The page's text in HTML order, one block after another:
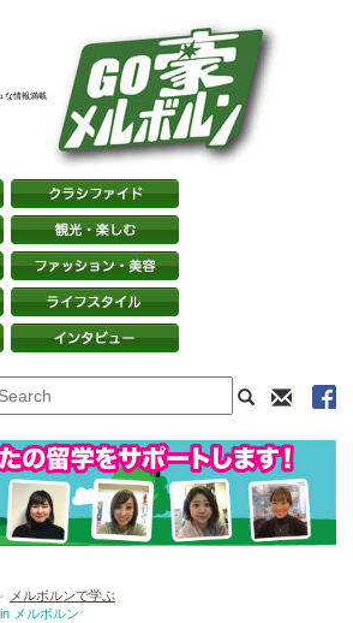
な情報満載
メルボルンで学ぶ
メルボルン